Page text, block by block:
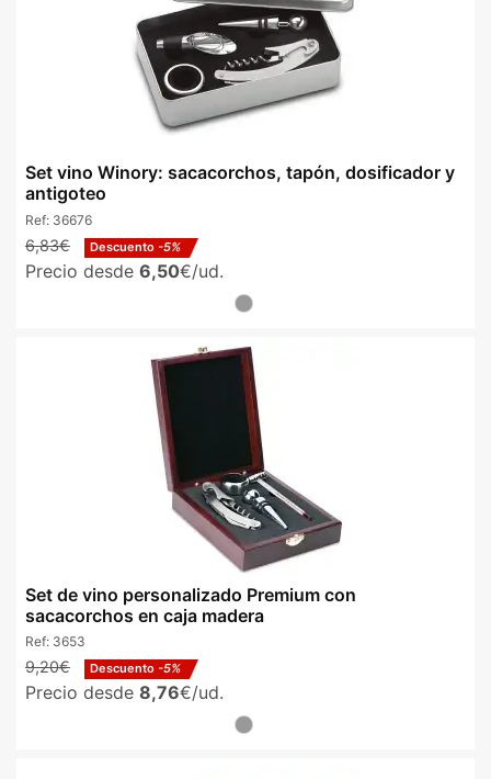
Set vino Winory: sacacorchos, tapón, dosificador y
antigoteo
Ref: 36676
6,83€ Descuento -5%
Precio desde 6,50€/ud.
Set de vino personalizado Premium con
sacacorchos en caja madera
Ref: 3653
9,20€ Descuento -5%
Precio desde 8,76€/ud.